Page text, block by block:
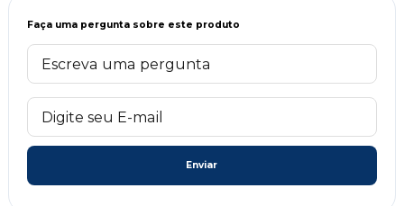
Faça uma pergunta sobre este produto
Enviar